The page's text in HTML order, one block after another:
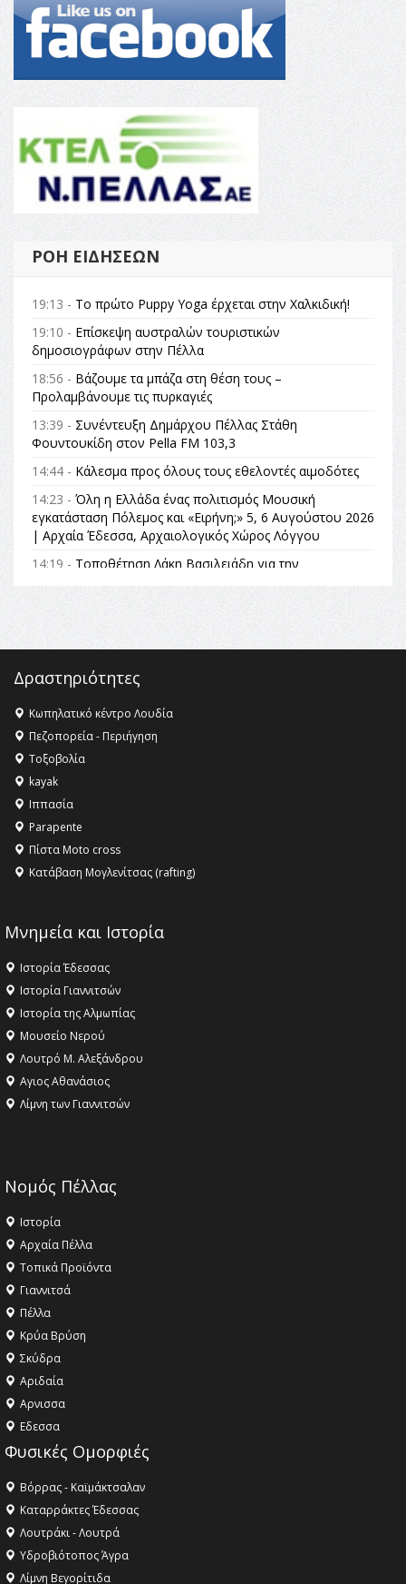
ΡΟΉ ΕΙΔΉΣΕΩΝ
19:13 - Το πρώτο Puppy Yoga έρχεται στην Χαλκιδική!
19:10 - Επίσκεψη αυστραλών τουριστικών
δημοσιογράφων στην Πέλλα
18:56 - Βάζουμε τα μπάζα στη θέση τους –
Προλαμβάνουμε τις πυρκαγιές
13:39 - Συνέντευξη Δημάρχου Πέλλας Στάθη
Φουντουκίδη στον Pella FM 103,3
14:44 - Κάλεσμα προς όλους τους εθελοντές αιμοδότες
14:23 - Όλη η Ελλάδα ένας πολιτισμός Μουσική
εγκατάσταση Πόλεμος και «Ειρήνη;» 5, 6 Αυγούστου 2026
| Αρχαία Έδεσσα, Αρχαιολογικός Χώρος Λόγγου
14:19 - Τοποθέτηση Λάκη Βασιλειάδη για την
Αναθεώρηση του Συντάγματος: «Σε τέτοιες κορυφαίες
θεσμικές διαδικασίες υπάρχει μόνο η ευθύνη απέναντι
στις επόμενες γενιές»
16:35 -Το πρόγραμμα του ΠΑΟΚ στον δεύτερο γύρο του
16:27 - Όλυμπος: Εντάχθηκε στον Κατάλογο Παγκόσμιας
Κληρονομιάς της UNESCO – Ομόφωνη η απόφαση Ο
Όλυμπος αναγνωρίστηκε ως φυσικό και πολιτιστικό
αγαθό εξέχουσας οικουμενικής αξίας για την
ανθρωπότητα
16:18 -
ΣΤΗΝ ΕΔΕΣΣΑ
Δραστηριότητες
Κωπηλατικό κέντρο Λουδία
Πεζοπορεία - Περιήγηση
Τοξοβολία
kayak
Ιππασία
Parapente
Πίστα Moto cross
Κατάβαση Μογλενίτσας (rafting)
Μνημεία και Ιστορία
Ιστορία Έδεσσας
Ιστορία Γιαννιτσών
Ιστορία της Αλμωπίας
Μουσείο Νερού
Λουτρό Μ. Αλεξάνδρου
Αγιος Αθανάσιος
Λίμνη των Γιαννιτσών
Νομός Πέλλας
Ιστορία
Αρχαία Πέλλα
Τοπικά Προϊόντα
Γιαννιτσά
Πέλλα
Κρύα Βρύση
Σκύδρα
Αριδαία
Aρνισσα
Eδεσσα
Φυσικές Ομορφιές
Βόρρας - Καϊμάκτσαλαν
Καταρράκτες Έδεσσας
Λουτράκι - Λουτρά
Υδροβιότοπος Άγρα
Λίμνη Βεγορίτιδα